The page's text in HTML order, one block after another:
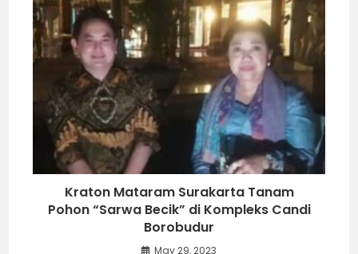
Kraton Mataram Surakarta Tanam
Pohon “Sarwa Becik” di Kompleks Candi
Borobudur
May 29, 2023